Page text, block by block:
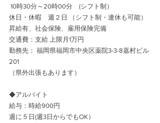
10時30分～20時00分　(シフト制）
休日・休暇　週２日 （シフト制・連休も可能）
昇給有、社会保険、雇用保険完備
交通費：支給 上限月1万円
勤務先： 福岡県福岡市中央区薬院3-3-8嘉村ビル
201
（県外出張もあります）
◆アルバイト
給与：時給900円
週に５日(週3日からでもOK）